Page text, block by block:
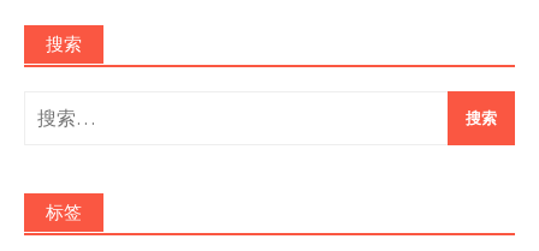
搜索
搜
索：
标签